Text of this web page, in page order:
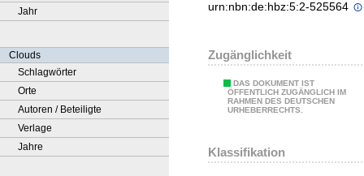
Jahr
Clouds
Schlagwörter
Orte
Autoren / Beteiligte
Verlage
Jahre
urn:nbn:de:hbz:5:2-525564
Zugänglichkeit
DAS DOKUMENT IST
ÖFFENTLICH ZUGÄNGLICH IM
RAHMEN DES DEUTSCHEN
URHEBERRECHTS.
Klassifikation